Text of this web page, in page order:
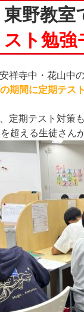
東野教室
スト勉強
祥寺中・花山中
期間に定期テス
定期テスト対策
を超える生徒さん